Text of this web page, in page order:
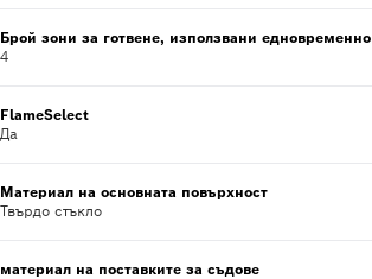
Брой зони за готвене, използвани едновременно
4
FlameSelect
Да
Материал на основната повърхност
Твърдо стъкло
материал на поставките за съдове